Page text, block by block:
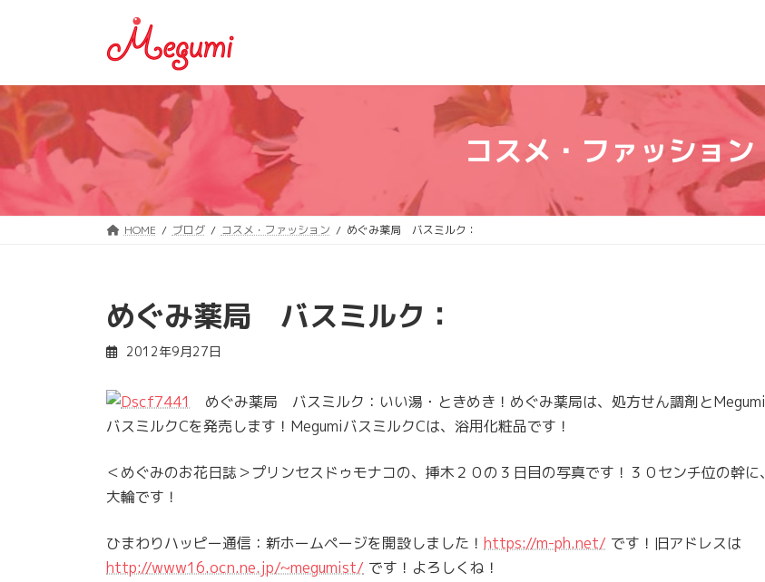
ツ
へ
ス
ッ
シ
ョ
ン
移
コスメ・ファッション
HOME ブログ コスメ・ファッション めぐみ薬局 バスミルク：
めぐみ薬局 バスミルク：
2012年9月27日
めぐみ薬局 バスミルク：いい湯・ときめき！めぐみ薬局は、処方せん調剤とMegumi
バスミルクCを発売します！MegumiバスミルクCは、浴用化粧品です！
＜めぐみのお花日誌＞プリンセスドゥモナコの、挿木２０の３日目の写真です！３０センチ位の幹に、
大輪です！
ひまわりハッピー通信：新ホームページを開設しました！ https://m-ph.net/ です！旧アドレスは
http://www16.ocn.ne.jp/~megumist/ です！よろしくね！